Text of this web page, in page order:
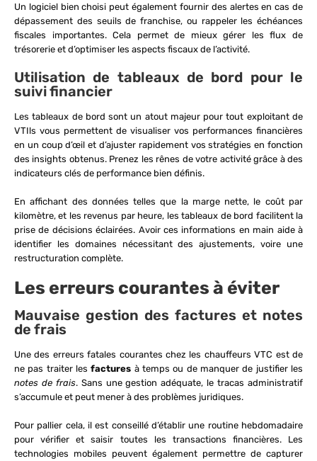
Un logiciel bien choisi peut également fournir des alertes en cas de
dépassement des seuils de franchise, ou rappeler les échéances
fiscales importantes. Cela permet de mieux gérer les flux de
trésorerie et d’optimiser les aspects fiscaux de l’activité.
Utilisation de tableaux de bord pour le
suivi financier
Les tableaux de bord sont un atout majeur pour tout exploitant de
VTIls vous permettent de visualiser vos performances financières
en un coup d’œil et d’ajuster rapidement vos stratégies en fonction
des insights obtenus. Prenez les rênes de votre activité grâce à des
indicateurs clés de performance bien définis.
En affichant des données telles que la marge nette, le coût par
kilomètre, et les revenus par heure, les tableaux de bord facilitent la
prise de décisions éclairées. Avoir ces informations en main aide à
identifier les domaines nécessitant des ajustements, voire une
restructuration complète.
Les erreurs courantes à éviter
Mauvaise gestion des factures et notes
de frais
Une des erreurs fatales courantes chez les chauffeurs VTC est de
ne pas traiter lesfactures à temps ou de manquer de justifier les
notes de frais. Sans une gestion adéquate, le tracas administratif
s’accumule et peut mener à des problèmes juridiques.
Pour pallier cela, il est conseillé d’établir une routine hebdomadaire
pour vérifier et saisir toutes les transactions financières. Les
technologies mobiles peuvent également permettre de capturer